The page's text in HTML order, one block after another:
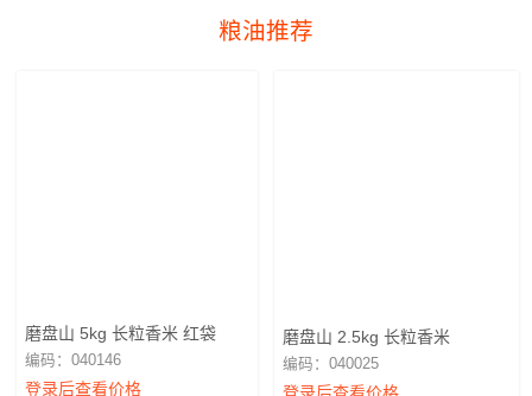
粮油推荐
磨盘山 5kg 长粒香米 红袋
编码：040146
登录后查看价格
磨盘山 2.5kg 长粒香米
编码：040025